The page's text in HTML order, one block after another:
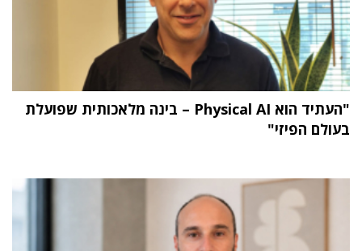
"העתיד הוא Physical AI – בינה מלאכותית שפועלת
בעולם הפיזי"